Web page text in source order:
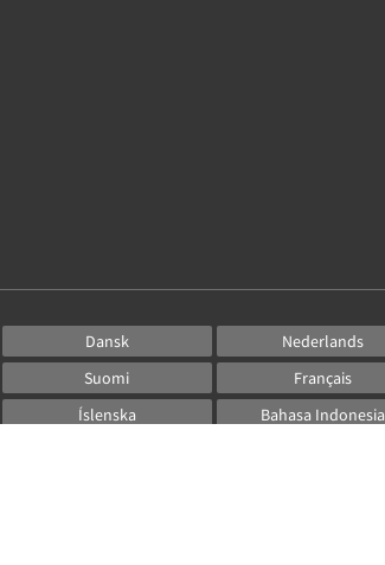
Dansk Nederlands
Suomi
Français
Íslenska
Bahasa Indonesia